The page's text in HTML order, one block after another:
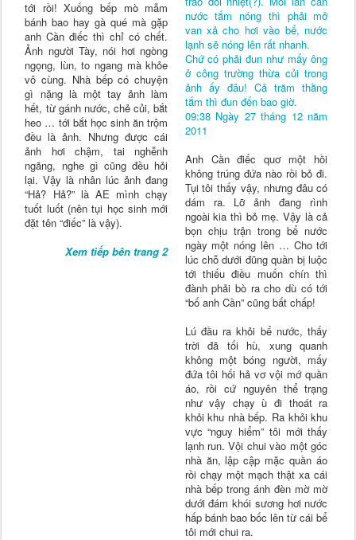
tới rồi! Xuống bếp mò mẫm
bánh bao hay gà qué mà gặp
anh Cần điếc thì chỉ có chết.
Ảnh người Tày, nói hơi ngòng
ngọng, lùn, to ngang mà khỏe
vô cùng. Nhà bếp có chuyện
gì nặng là một tay ảnh làm
hết, từ gánh nước, chẻ củi, bắt
heo … tới bắt học sinh ăn trộm
đều là ảnh. Nhưng được cái
ảnh hơi chậm, tai nghễnh
ngãng, nghe gì cũng đều hỏi
lại. Vậy là nhân lúc ảnh đang
“Hả? Hả?” là AE mình chạy
tuốt luốt (nên tụi học sinh mới
đặt tên “điếc” là vậy).
Xem tiếp bên trang 2
nước tắm nóng thì phải mở
van xả cho hơi vào bể, nước
lạnh sẽ nóng lên rất nhanh.
Chứ có phải đun như mấy ông
ở công trường thừa củi trong
ảnh ấy đâu! Cả trăm thằng
tắm thì đun đến bao giờ.
09:38 Ngày 27 tháng 12 năm
2011
Anh Cần điếc quơ một hồi
không trúng đứa nào rồi bỏ đi.
Tụi tôi thấy vậy, nhưng đâu có
dám ra. Lỡ ảnh đang rình
ngoài kia thì bỏ mẹ. Vậy là cả
bọn chịu trận trong bể nước
ngày một nóng lên … Cho tới
lúc chỗ dưới đũng quần bị luộc
tới thiếu điều muốn chín thì
đành phải bò ra cho dù có tới
“bố anh Cần” cũng bất chấp!
Lú đầu ra khỏi bể nước, thấy
trời đã tối hù, xung quanh
không một bóng người, mấy
đứa tôi hối hả vơ vội mớ quần
áo, rồi cứ nguyên thể trạng
như vậy chạy ù đi thoát ra
khỏi khu nhà bếp. Ra khỏi khu
vực “nguy hiểm” tôi mới thấy
lạnh run. Vội chui vào một góc
nhà ăn, lập cập mặc quần áo
rồi chạy một mạch thật xa cái
nhà bếp trong ánh đèn mờ mờ
dưới đám khói sương hơi nước
hấp bánh bao bốc lên từ cái bể
tôi mới chui ra.